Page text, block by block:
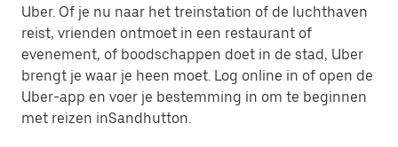
Uber. Of je nu naar het treinstation of de luchthaven
reist, vrienden ontmoet in een restaurant of
evenement, of boodschappen doet in de stad, Uber
brengt je waar je heen moet. Log online in of open de
Uber-app en voer je bestemming in om te beginnen
met reizen inSandhutton.